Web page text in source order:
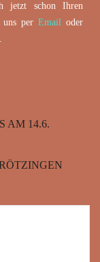
jetzt schon Ihren
per Emailoder
AM 14.6.